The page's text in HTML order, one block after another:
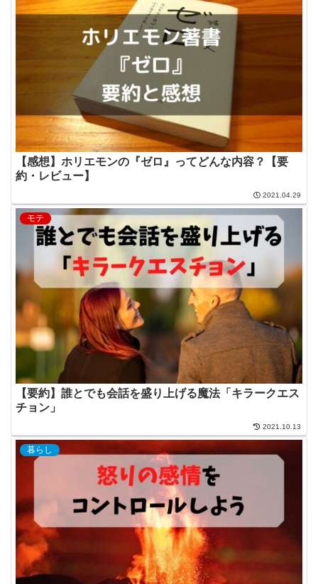
【感想】ホリエモンの『ゼロ』ってどんな内容？【要
約・レビュー】
2021.04.29
モテ
【要約】誰とでも会話を盛り上げる魔法「キラークエス
チョン」
2021.10.13
暮らし